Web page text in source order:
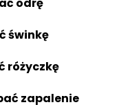
świnkę
różyczkę
zapalenie